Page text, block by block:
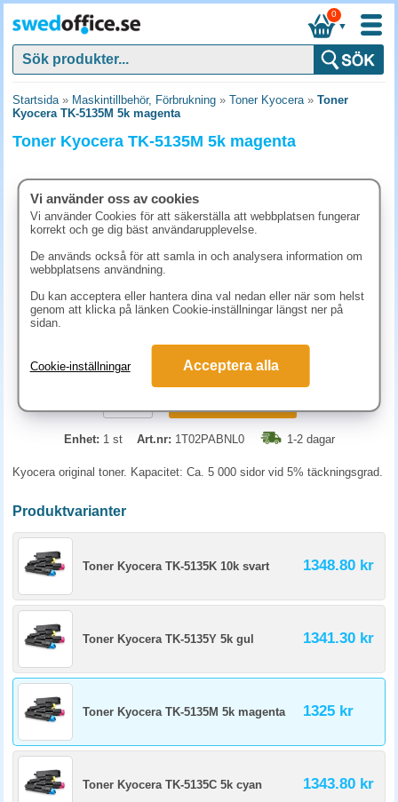
▼
0
Startsida» Maskintillbehör, Förbrukning » Toner Kyocera» Toner
Kyocera TK-5135M 5k magenta
Toner Kyocera TK-5135M 5k magenta
1325 kr (inkl. moms)
Enhet: 1 st Art.nr: 1T02PABNL0 1-2 dagar
Kyocera original toner. Kapacitet: Ca. 5 000 sidor vid 5% täckningsgrad.
Produktvarianter
Toner Kyocera TK-5135K 10k svart 1348.80 kr
Toner Kyocera TK-5135Y 5k gul 1341.30 kr
Toner Kyocera TK-5135M 5k magenta 1325 kr
Toner Kyocera TK-5135C 5k cyan 1343.80 kr
Vi använder oss av cookies
Vi använder Cookies för att säkerställa att webbplatsen fungerar
korrekt och ge dig bäst användarupplevelse.
De används också för att samla in och analysera information om
webbplatsens användning.
Du kan acceptera eller hantera dina val nedan eller när som helst
genom att klicka på länken Cookie-inställningar längst ner på
sidan.
Cookie-inställningar Acceptera alla